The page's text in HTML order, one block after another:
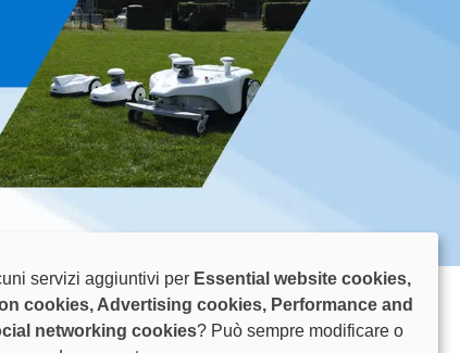
servizi aggiuntivi per Essential website cookies,
cookies, Advertising cookies, Performance and
networking cookies? Può sempre modificare o